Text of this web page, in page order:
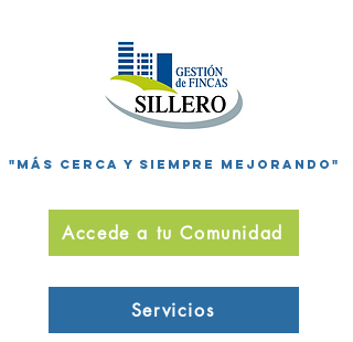
"Más cerca y siempre mejorando"
Accede a tu Comunidad
Servicios